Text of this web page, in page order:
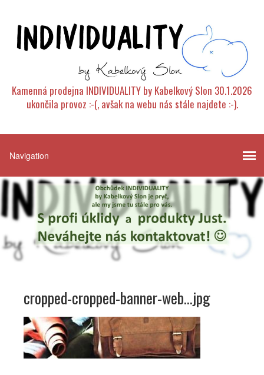
Kamenná prodejna INDIVIDUALITY by Kabelkový Slon 30.1.2026
ukončila provoz :-(, avšak na webu nás stále najdete :-).
cropped-cropped-banner-web…jpg